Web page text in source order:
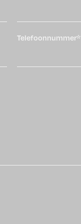
Telefoonnummer*